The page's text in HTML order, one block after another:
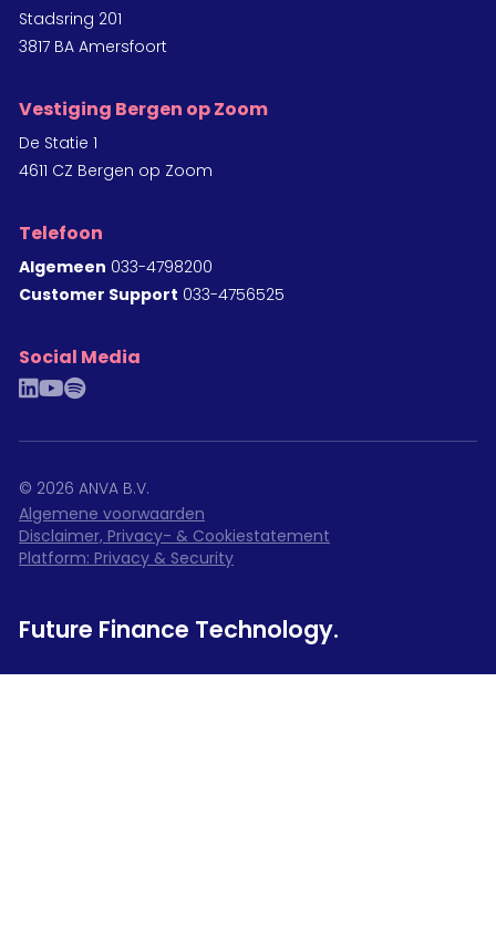
Stadsring 201
3817 BA Amersfoort
Vestiging Bergen op Zoom
De Statie 1
4611 CZ Bergen op Zoom
Telefoon
Algemeen 033-4798200
Customer Support 033-4756525
Social Media
linkedinyoutubespotify
© 2026 ANVA B.V.
Algemene voorwaarden
Disclaimer, Privacy- & Cookiestatement
Platform: Privacy & Security
Future Finance Technology.